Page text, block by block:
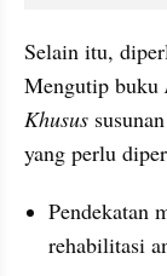
Selain itu,
Mengutip buku
Khusus
yang perlu
Pendekatan
rehabilitasi